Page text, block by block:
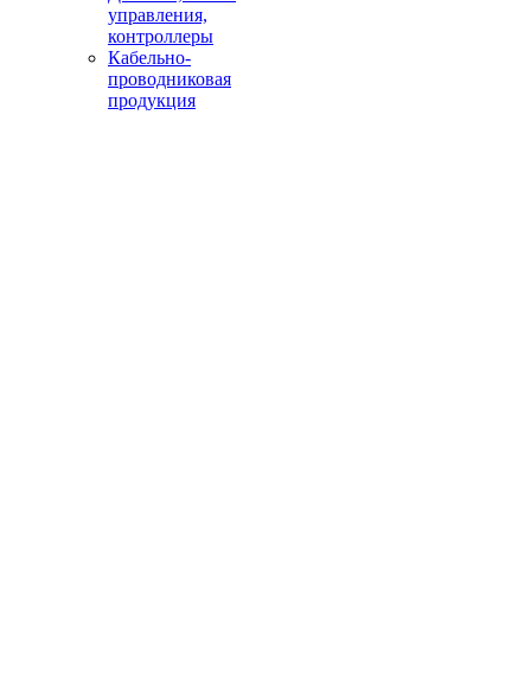
управления,
контроллеры
Кабельно-
проводниковая
продукция